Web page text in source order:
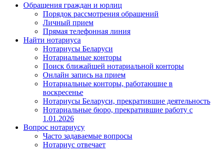
Обращения граждан и юрлиц
Порядок рассмотрения обращений
Личный прием
Прямая телефонная линия
Найти нотариуса
Нотариусы Беларуси
Нотариальные конторы
Поиск ближайшей нотариальной конторы
Онлайн запись на прием
Нотариальные конторы, работающие в
воскресенье
Нотариусы Беларуси, прекратившие деятельность
Нотариальные бюро, прекратившие работу с
1.01.2026
Вопрос нотариусу
Часто задаваемые вопросы
Нотариус отвечает